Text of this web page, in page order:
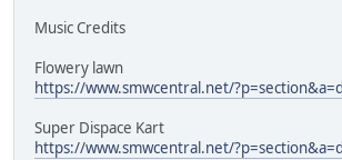
Music Credits
Flowery lawn
https://www.smwcentral.net/
Super Dispace Kart
https://www.smwcentral.net/